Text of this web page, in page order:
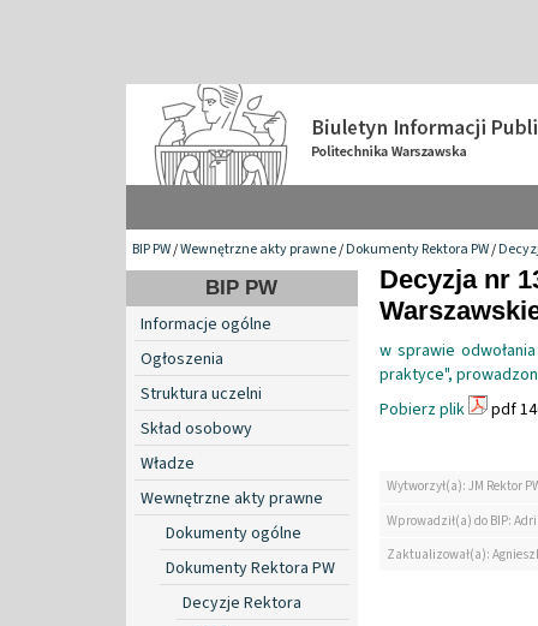
BIP PW/Wewnętrzne akty prawne/Dokumenty Rektora PW/
BIP PW
Informacje ogólne
Ogłoszenia
Struktura uczelni
Skład osobowy
Władze
Wewnętrzne akty prawne
Dokumenty ogólne
Dokumenty Rektora PW
Decyzje Rektora
Decyzja nr
w sprawie
praktyce",
Pobierz plik
pdf
Wytworzył(a): JM Rektor
Wprowadził(a) do BIP:
Zaktualizował(a):